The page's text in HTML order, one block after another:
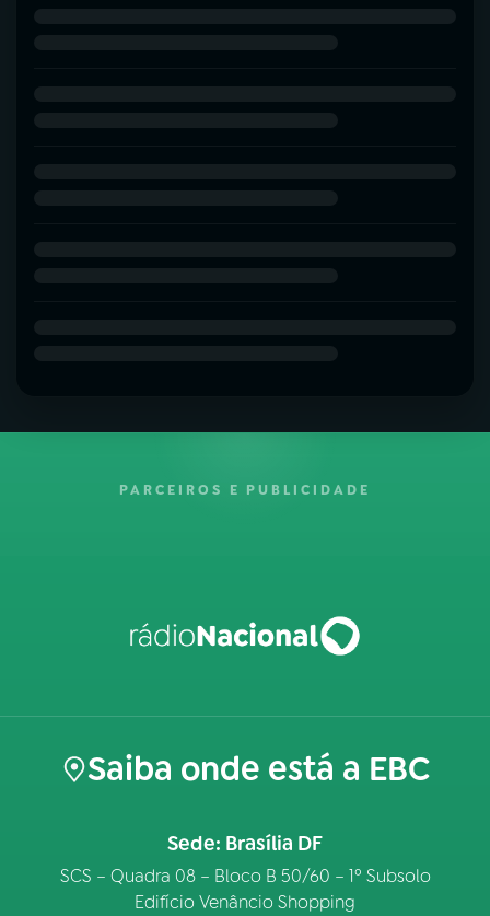
PARCEIROS E PUBLICIDADE
Saiba onde está a EBC
Sede: Brasília DF
SCS – Quadra 08 – Bloco B 50/60 – 1º Subsolo
Edifício Venâncio Shopping